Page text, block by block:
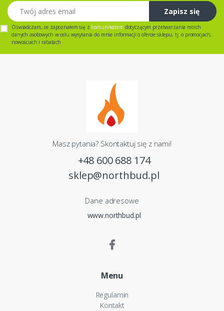
Twój adres email
Zapisz się
Oświadczam, że zapoznałem się z komunikatem dotyczącym przetwarzania moich
danych osobowych w celu wysyłania do mnie informacji o ofercie sklepu, tj. o promocjach,
nowościach i rabatach
Masz pytania? Skontaktuj się z nami!
+48 600 688 174
sklep@northbud.pl
Dane adresowe
www.northbud.pl
Menu
Regulamin
Kontakt